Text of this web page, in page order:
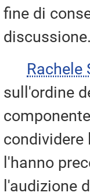
fine di
Rachele
sull'ordine
condividere
l'hanno
l'audizione